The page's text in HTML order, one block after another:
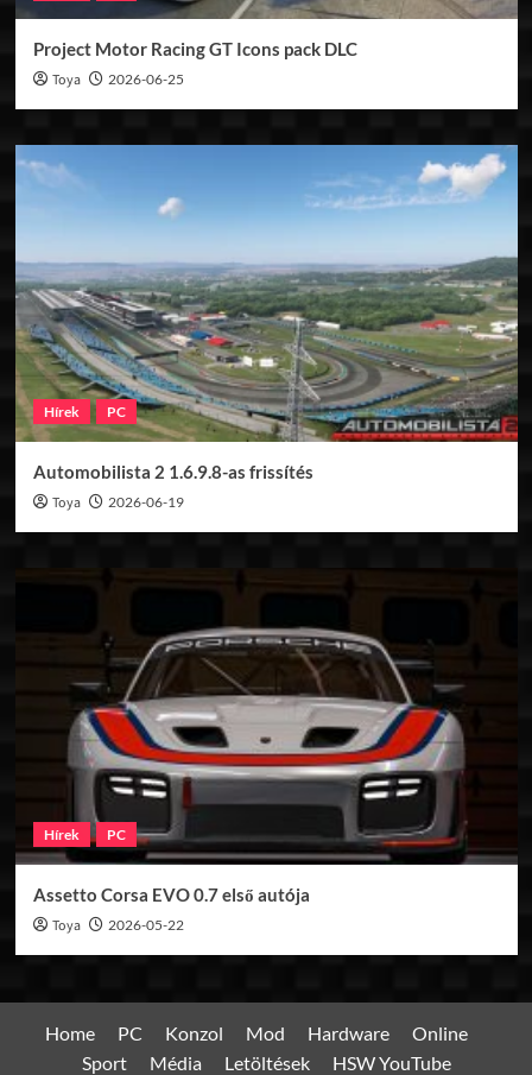
Project Motor Racing GT Icons pack DLC
Toya 2026-06-25
Hírek PC
Automobilista 2 1.6.9.8-as frissítés
Toya 2026-06-19
Hírek PC
Assetto Corsa EVO 0.7 első autója
Toya 2026-05-22
Home PC Konzol Mod Hardware
Online
Sport
Média Letöltések HSW YouTube